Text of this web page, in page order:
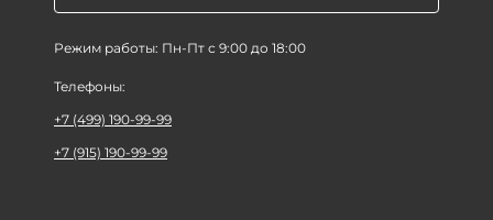
Режим работы: Пн-Пт с 9:00 до 18:00
Телефоны:
+7 (499) 190-99-99
+7 (915) 190-99-99